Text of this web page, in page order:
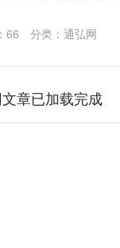
66 分类： 通弘网
章已加载完成